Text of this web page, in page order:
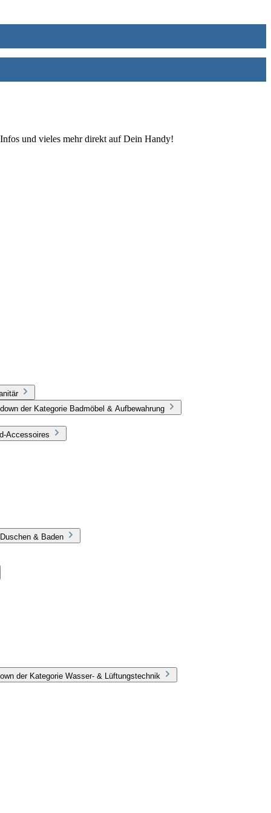
und vieles mehr direkt auf Dein Handy!
der Kategorie Badmöbel & Aufbewahrung
Accessoires
& Baden
der Kategorie Wasser- & Lüftungstechnik